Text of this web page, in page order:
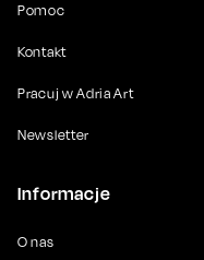
Pomoc
Kontakt
Pracuj w Adria Art
Newsletter
Informacje
O nas